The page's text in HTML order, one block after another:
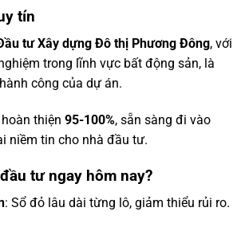
tín
tư Xây dựng Đô thị Phương Đông, với
trong lĩnh vực bất động sản, là
công của dự án.
thiện 95-100%, sẵn sàng đi vào
niềm tin cho nhà đầu tư.
tư ngay hôm nay?
: Sổ đỏ lâu dài từng lô, giảm thiểu rủi ro.